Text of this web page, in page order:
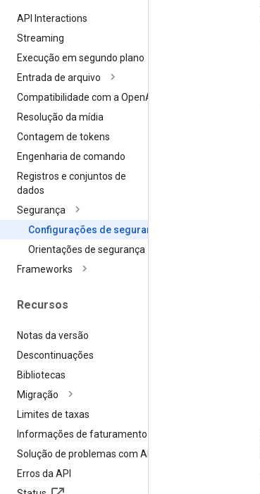
API Interactions
Streaming
Execução em segundo plano
Entrada de arquivo
Compatibilidade com a OpenAI
Resolução da mídia
Contagem de tokens
Engenharia de comando
Registros e conjuntos de
dados
Segurança
Configurações de segurança
Orientações de segurança
Frameworks
Recursos
Notas da versão
Descontinuações
Bibliotecas
Migração
Limites de taxas
Informações de faturamento
Solução de problemas com APIs
Erros da API